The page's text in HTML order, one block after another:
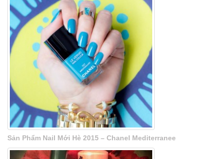
Sản Phẩm Nail Mới Hè 2015 – Chanel Mediterranee